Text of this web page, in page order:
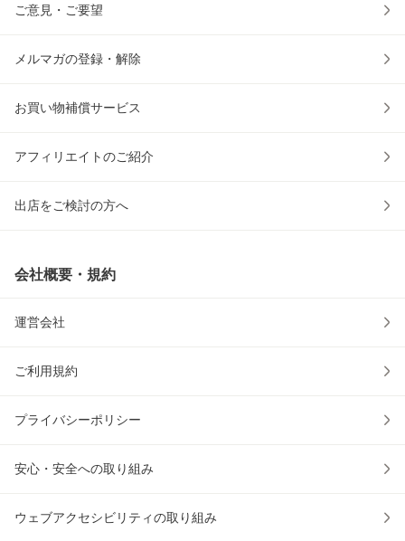
ご意見・ご要望
メルマガの登録・解除
お買い物補償サービス
アフィリエイトのご紹介
出店をご検討の方へ
会社概要・規約
運営会社
ご利用規約
プライバシーポリシー
安心・安全への取り組み
ウェブアクセシビリティの取り組み